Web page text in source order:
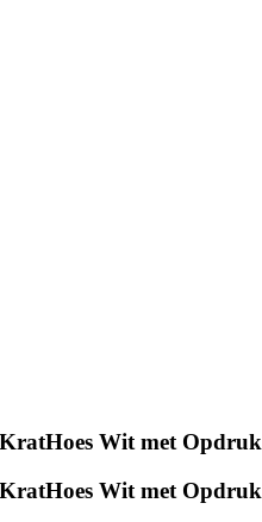
Wit met Opdruk
Wit met Opdruk